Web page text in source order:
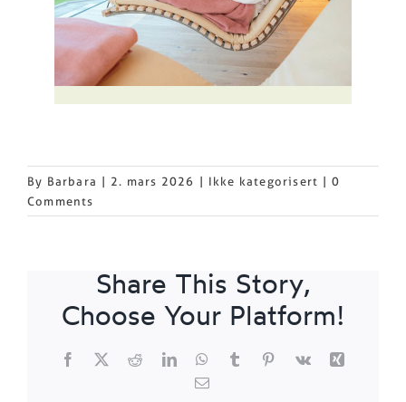
By Barbara | 2. mars 2026 | Ikke kategorisert | 0
Comments
Share This Story,
Choose Your Platform!
Facebook RedditLinkedInWhatsApp
TumblrPinterest
Vk
Xing